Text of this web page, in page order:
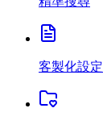
客製化設定